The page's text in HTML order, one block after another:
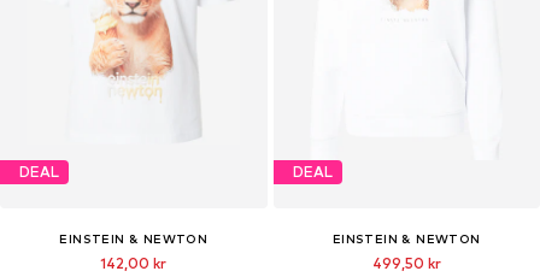
DEAL
EINSTEIN & NEWTON
142,00 kr
DEAL
EINSTEIN & NEWTON
499,50 kr